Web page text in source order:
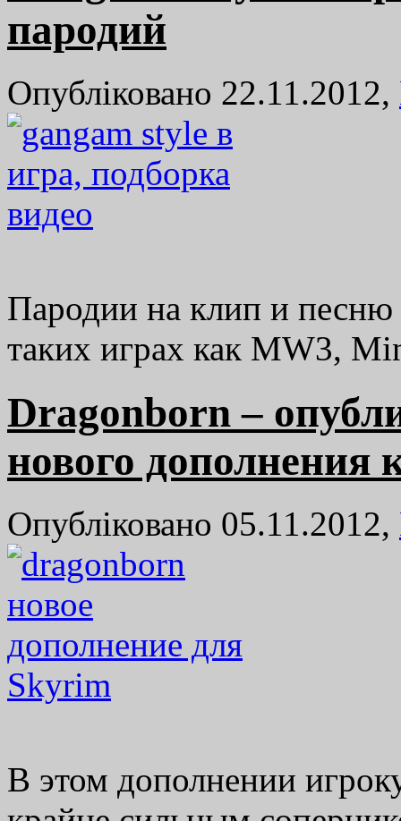
пародий
Опубліковано 22.11.2012,
Пародии на клип и песню
таких играх как MW3,
Dragonborn –
нового дополнения
Опубліковано 05.11.2012,
В этом дополнении